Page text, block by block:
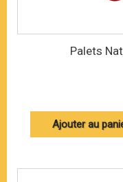
Palets
Ajouter au